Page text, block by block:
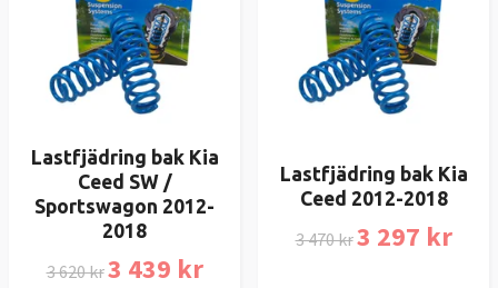
Lastfjädring bak Kia
Ceed SW /
Sportswagon 2012-
2018
3 620 kr3 439 kr
Lastfjädring bak Kia
Ceed 2012-2018
3 470 kr3 297 kr